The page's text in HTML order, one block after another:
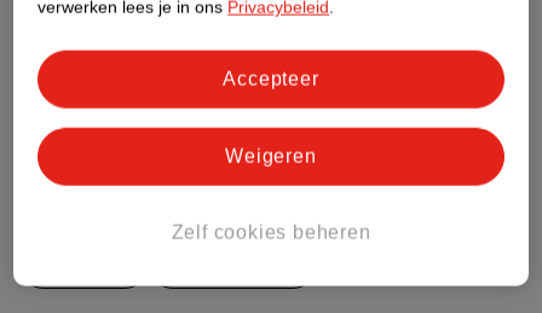
Meer informatie
Bestel & Bezorginformatie
verwerken lees je in ons Privacybeleid.
Zelf cookies beheren
Weigeren
Accepteer